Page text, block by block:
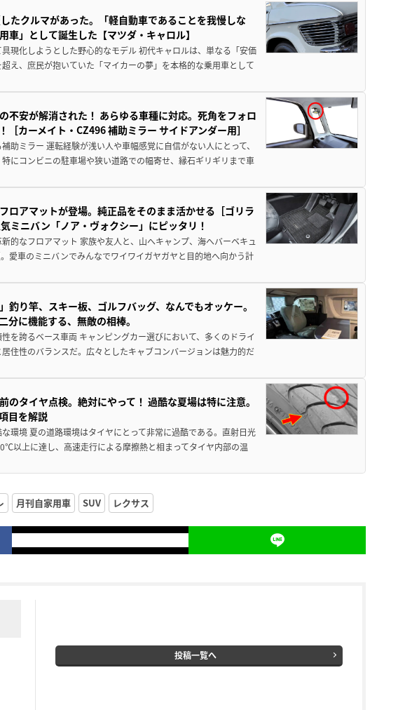
たクルマがあった。「軽自動車であることを我慢しな
車」として誕生した【マツダ・キャロル】
現化しようとした野心的なモデル 初代キャロルは、単なる「安価
え、庶民が抱いていた「マイカーの夢」を本格的な乗用車として
不安が解消された！ あらゆる車種に対応。死角をフォロ
カーメイト・CZ496 補助ミラー サイドアンダー用］
助ミラー 運転経験が浅い人や車幅感覚に自信がない人にとって、
にコンビニの駐車場や狭い道路での幅寄せ、縁石ギリギリまで車
ロアマットが登場。純正品をそのまま活かせる［ゴリラ
ミニバン「ノア・ヴォクシー」にピッタリ！
的なフロアマット 家族や友人と、山へキャンプ、海へバーベキュ
愛車のミニバンでみんなでワイワイガヤガヤと目的地へ向かう計
り竿、スキー板、ゴルフバッグ、なんでもオッケー。
分に機能する、無敵の相棒。
を誇るベース車両 キャンピングカー選びにおいて、多くのドライ
住性のバランスだ。広々としたキャブコンバージョンは魅力的だ
のタイヤ点検。絶対にやって！ 過酷な夏場は特に注意。
目を解説
環境 夏の道路環境はタイヤにとって非常に過酷である。直射日光
以上に達し、高速走行による摩擦熱と相まってタイヤ内部の温
月刊自家用車 SUV レクサス
投稿一覧へ